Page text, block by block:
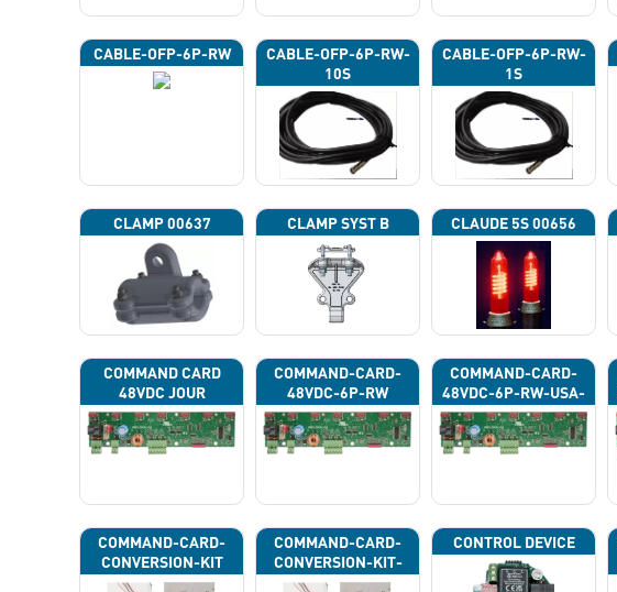
CABLE-OFP-6P-RW
CABLE-OFP-6P-RW-
10S
CABLE-OFP-6P-RW-
1S
CLAMP 00637 CLAMP SYST B CLAUDE 5S 00656
COMMAND CARD
48VDC JOUR
COMMAND-CARD-
48VDC-6P-RW
COMMAND-CARD-
48VDC-6P-RW-USA-
43G
COMMAND-CARD-
CONVERSION-KIT
COMMAND-CARD-
CONVERSION-KIT-
CAN
CONTROL DEVICE